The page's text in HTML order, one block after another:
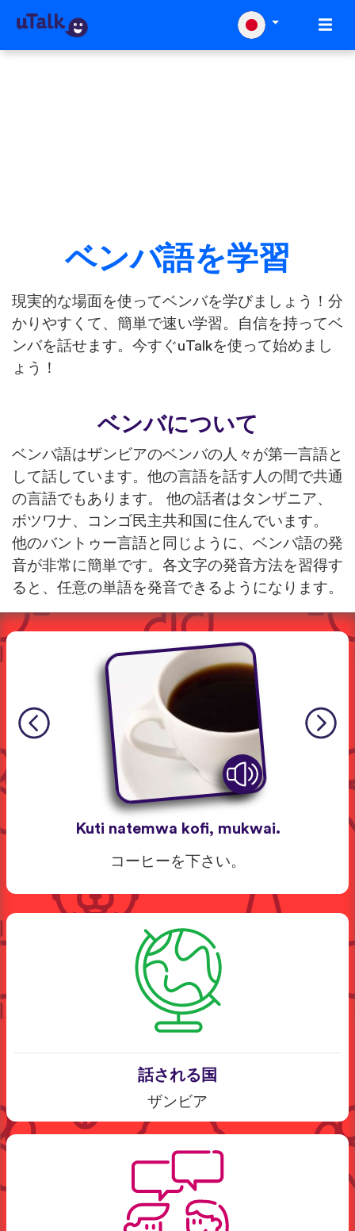
ベンバ語を学習
現実的な場面を使ってベンバを学びましょう！分
かりやすくて、簡単で速い学習。自信を持ってベ
ンバを話せます。今すぐuTalkを使って始めまし
ょう！
ベンバについて
ベンバ語はザンビアのベンバの人々が第一言語と
して話しています。他の言語を話す人の間で共通
の言語でもあります。 他の話者はタンザニア、
ボツワナ、コンゴ民主共和国に住んでいます。
他のバントゥー言語と同じように、ベンバ語の発
音が非常に簡単です。各文字の発音方法を習得す
ると、任意の単語を発音できるようになります。
Kuti natemwa kofi, mukwai.
コーヒーを下さい。
話される国
ザンビア